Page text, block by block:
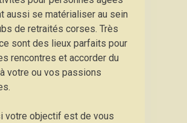
aussi se matérialiser au sein
de retraités corses. Très
sont des lieux parfaits pour
rencontres et accorder du
votre ou vos passions
votre objectif est de vous